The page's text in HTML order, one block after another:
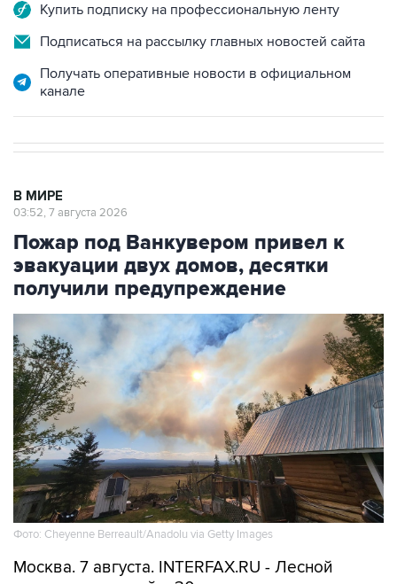
Купить подписку на профессиональную ленту
Подписаться на рассылку главных новостей сайта
Получать оперативные новости в официальном
канале
В МИРЕ
03:52, 7 августа 2026
Пожар под Ванкувером привел к
эвакуации двух домов, десятки
получили предупреждение
Фото: Cheyenne Berreault/Anadolu via Getty Images
Москва. 7 августа. INTERFAX.RU - Лесной